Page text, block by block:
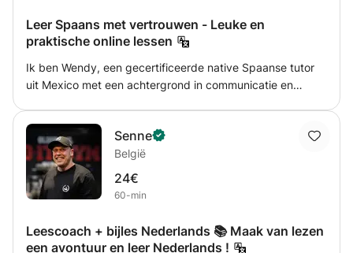
Leer Spaans met vertrouwen - Leuke en
praktische online lessen
Ik ben Wendy, een gecertificeerde native Spaanse tutor
uit Mexico met een achtergrond in communicatie en
leren het beste werkt als het zinvol aanvoelt en aansluit bij
het echte leven. Tijdens mijn lessen verbeter en leer je niet
alleen, maar krijg je ook meer zelfvertrouwen in echte
gesprekken. Het leren van een taal moet zowel leuk als
duidelijke begeleiding, zodat je niet alleen Spaans leert,
maar het ook zelfverzekerd gaat spreken. Alle lessen zijn
Senne
België
24€
60-min
Leescoach + bijles Nederlands 📚 Maak van lezen
een avontuur en leer Nederlands !